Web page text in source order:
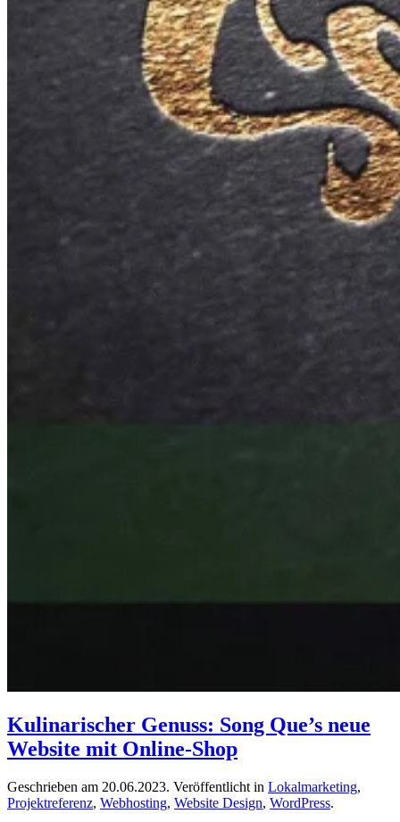
Kulinarischer Genuss: Song Que’s neue
Website mit Online-Shop
Geschrieben am 20.06.2023. Veröffentlicht in Lokalmarketing,
Projektreferenz, Webhosting, Website Design, WordPress.